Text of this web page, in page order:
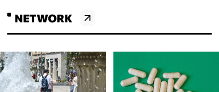
NETWORK